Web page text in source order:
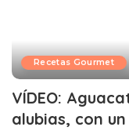
Recetas Gourmet
VÍDEO:
alubias, con